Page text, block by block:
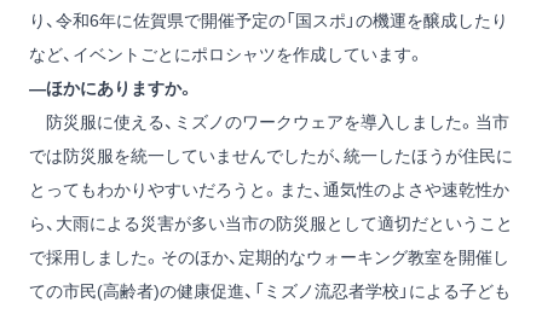
り、令和6年に佐賀県で開催予定の「国スポ」の機運を醸成したり
など、イベントごとにポロシャツを作成しています。
―ほかにありますか。
防災服に使える、ミズノのワークウェアを導入しました。当市
では防災服を統一していませんでしたが、統一したほうが住民に
とってもわかりやすいだろうと。また、通気性のよさや速乾性か
ら、大雨による災害が多い当市の防災服として適切だということ
で採用しました。そのほか、定期的なウォーキング教室を開催し
ての市民(高齢者)の健康促進、「ミズノ流忍者学校」による子ども